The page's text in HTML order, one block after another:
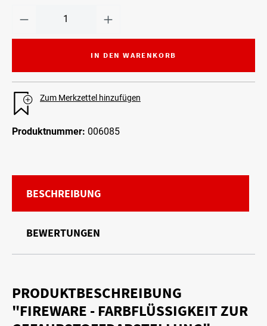
IN DEN WARENKORB
Zum Merkzettel hinzufügen
Produktnummer: 006085
BESCHREIBUNG
BEWERTUNGEN
PRODUKTBESCHREIBUNG
"FIREWARE - FARBFLÜSSIGKEIT ZUR